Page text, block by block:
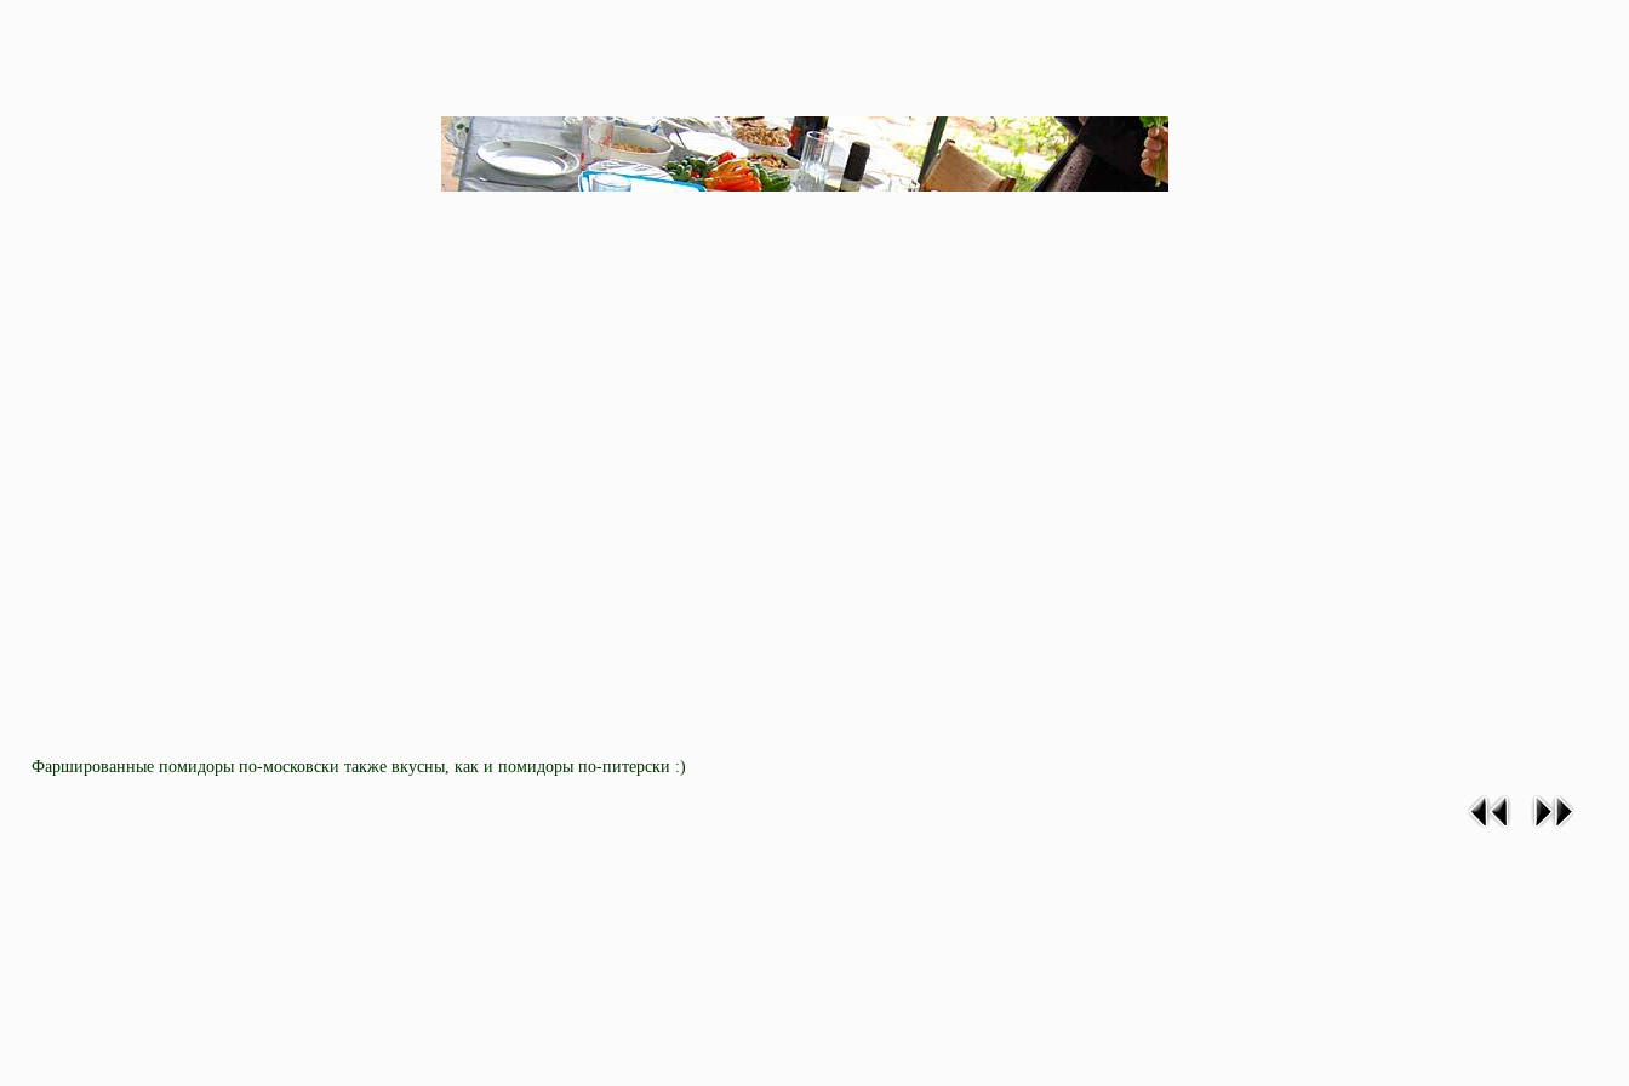
Фаршированные помидоры по-московски также вкусны, как и помидоры по-питерски :)